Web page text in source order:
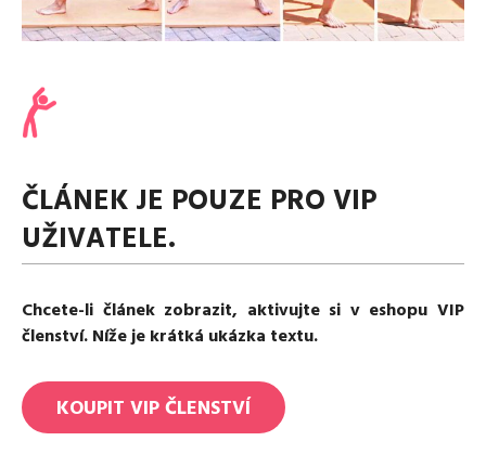
Excentrické posilování
Domácí HYROX
Meditace
Afirmace – cvičení mysli
Polévky
Nápoje
Kontakt
ČLÁNEK JE POUZE PRO VIP
UŽIVATELE.
Chcete-li článek zobrazit, aktivujte si v eshopu VIP
členství. Níže je krátká ukázka textu.
KOUPIT VIP ČLENSTVÍ